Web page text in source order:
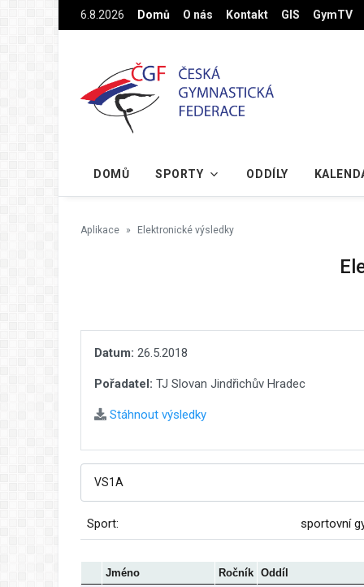
Na hlavní obsah6.8.2026 Domů O nás Kontakt GIS GymTV
DOMŮ SPORTY ODDÍLY
Aplikace Elektronické výsledky
Datum: 26.5.2018
Pořadatel: TJ Slovan Jindřichův Hradec
Stáhnout výsledky
Sport: sportovní
Jméno Ročník Oddíl